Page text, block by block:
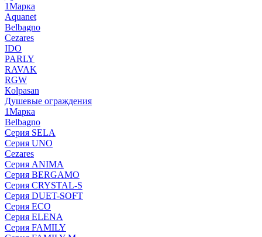
1Марка
Aquanet
Belbagno
Cezares
IDO
PARLY
RAVAK
RGW
Кolpasan
Душевые ограждения
1Марка
Belbagno
Серия SELA
Серия UNO
Cezares
Серия ANIMA
Серия BERGAMO
Серия CRYSTAL-S
Серия DUET-SOFT
Серия ECO
Серия ELENA
Серия FAMILY